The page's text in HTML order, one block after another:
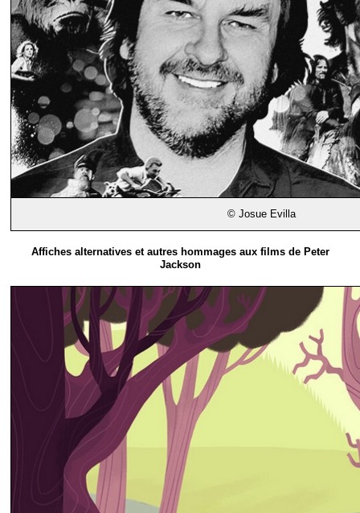
© Josue Evilla
Affiches alternatives et autres hommages aux films de Peter
Jackson